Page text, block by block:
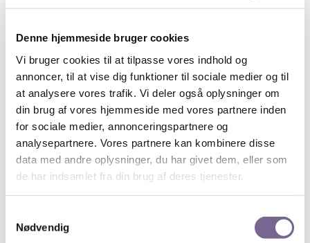
Denne hjemmeside bruger cookies
Vi bruger cookies til at tilpasse vores indhold og
annoncer, til at vise dig funktioner til sociale medier og til
at analysere vores trafik. Vi deler også oplysninger om
din brug af vores hjemmeside med vores partnere inden
for sociale medier, annonceringspartnere og
analysepartnere. Vores partnere kan kombinere disse
data med andre oplysninger, du har givet dem, eller som
de har indsamlet fra din brug af deres tjenester.
Nødvendig
ungdomsforestillinger til en række af danske og
udenlandske teatre. I 2015 blev han Reumert-
nomineret som årets dramatiker. Samme år modtog
han Kjeld-Abell-prisen fra Det Danske Akademi.
Udenfor Danmark har hans stykker været opført i
bl.a. Sverige, Norge og Canada. Han er især kendt for
sine psykologiske dramaer med en naturalistisk
dialog.
Tid og sted:
Torsdag den 8. september 2022, kl. 8 – 9 i
Let morgenanretning fra kl. 7:30 inkl. kaffe, the og